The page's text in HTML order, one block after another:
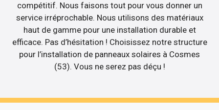
compétitif. Nous faisons tout pour vous donner un
service irréprochable. Nous utilisons des matériaux
haut de gamme pour une installation durable et
efficace. Pas d’hésitation ! Choisissez notre structure
pour l’installation de panneaux solaires à Cosmes
(53). Vous ne serez pas déçu !